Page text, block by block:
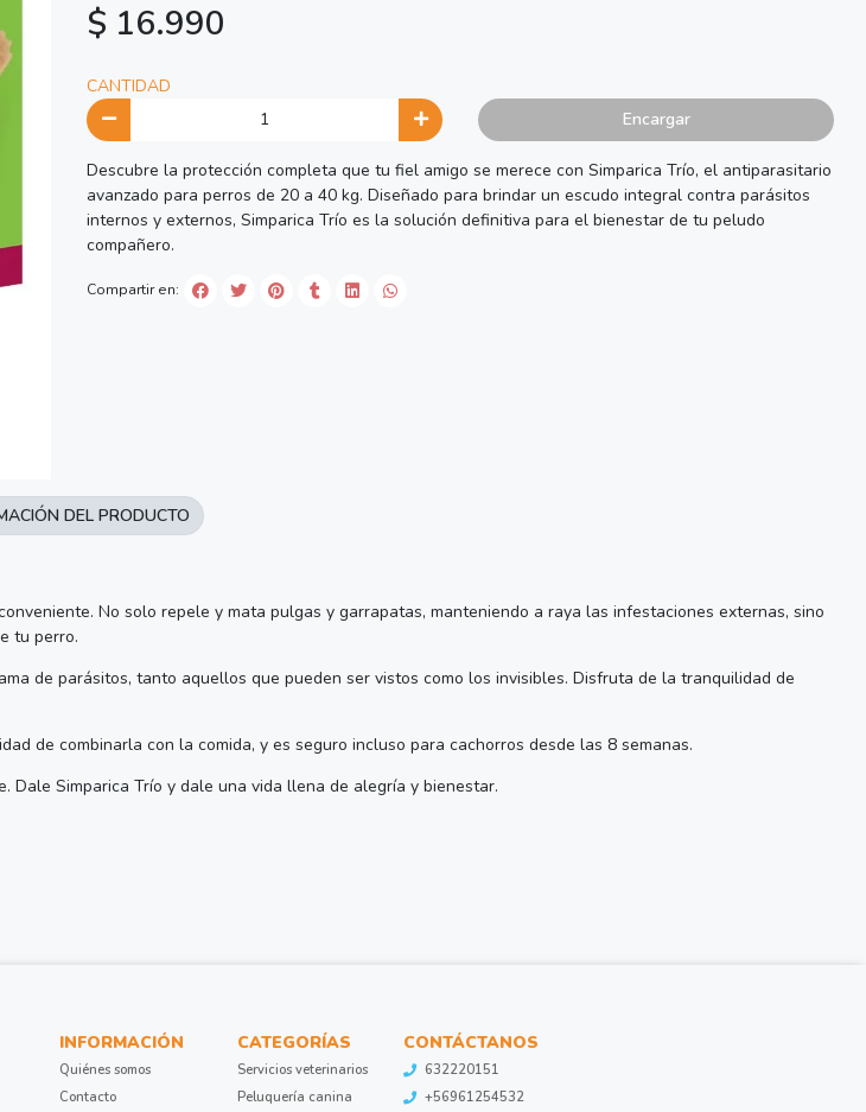
$ 16.990
CANTIDAD
Encargar
Descubre la protección completa que tu fiel amigo se merece con Simparica Trío, el antiparasitario
avanzado para perros de 20 a 40 kg. Diseñado para brindar un escudo integral contra parásitos
internos y externos, Simparica Trío es la solución definitiva para el bienestar de tu peludo
compañero.
Compartir en:
No solo repele y mata pulgas y garrapatas, manteniendo a raya las infestaciones externas, sino
tu perro.
de parásitos, tanto aquellos que pueden ser vistos como los invisibles. Disfruta de la tranquilidad de
de combinarla con la comida, y es seguro incluso para cachorros desde las 8 semanas.
Simparica Trío y dale una vida llena de alegría y bienestar.
DEL PRODUCTO
INFORMACIÓN
Quiénes somos
Contacto
CATEGORÍAS
Servicios veterinarios
Peluquería canina
CONTÁCTANOS
632220151
+56961254532